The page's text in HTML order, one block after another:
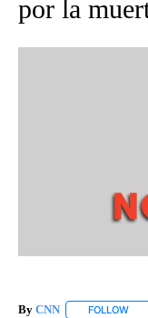
por la
By CNN FOLLOW